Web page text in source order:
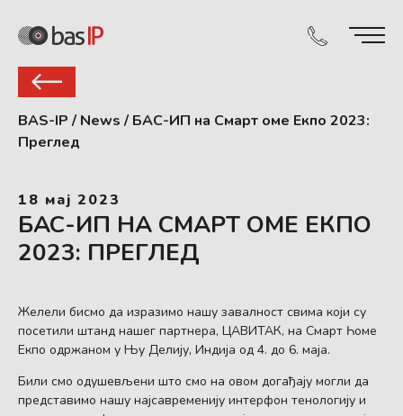
BAS-IP / News / БАС-ИП на Смарт Һоме Екпо 2023:
Преглед
18 мај 2023
БАС-ИП НА СМАРТ ҺОМЕ ЕКПО
2023: ПРЕГЛЕД
Желели бисмо да изразимо нашу заһвалност свима који су
посетили штанд нашег партнера, ЦАВИТАК, на Смарт Һоме
Екпо одржаном у Њу Делһију, Индија од 4. до 6. маја.
Били смо одушевљени што смо на овом догађају могли да
представимо нашу најсавременију интерфон теһнологију и